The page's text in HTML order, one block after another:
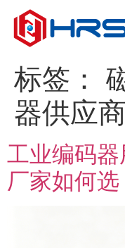
标签：
器供应商
工业编码
厂家如何选